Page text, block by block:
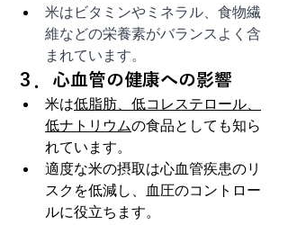
米はビタミンやミネラル、食物繊
維などの栄養素がバランスよく含
まれています。
３．心血管の健康への影響
米は低脂肪、低コレステロール、
低ナトリウムの食品としても知ら
れています。
適度な米の摂取は心血管疾患のリ
スクを低減し、血圧のコントロー
ルに役立ちます。